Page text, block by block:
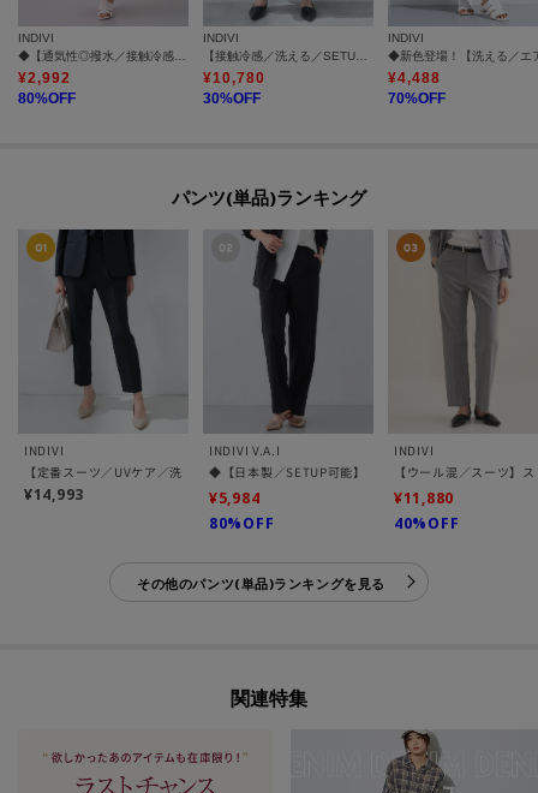
INDIVI
¥2,992
80%OFF
INDIVI
¥10,780
30%OFF
INDIVI
¥4,488
70%OFF
パンツ(単品)ランキング
INDIVI
【定番スーツ／UVケア／洗える】ウール調タックテーパードパンツ
¥14,993
INDIVI V.A.I
◆【日本製／SETUP可能】コットン混ゆったりめテーパ
¥5,984
80%OFF
INDIVI
【ウール混／スーツ】
¥11,880
40%OFF
その他のパンツ(単品)ランキングを見る
関連特集